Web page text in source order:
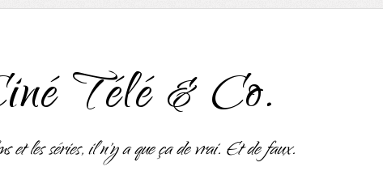
Télé & Co.
et les séries, il n'y a que ça de vrai. Et de faux.